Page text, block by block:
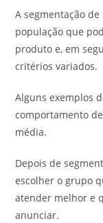
A segmentação
população que
produto e, em
critérios variados.
Alguns exemplos
comportamento
média.
Depois de
escolher o grupo
atender melhor e
anunciar.